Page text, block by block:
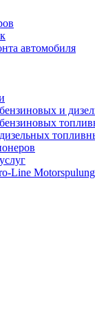
автомобиля
и
Line Motorspulung